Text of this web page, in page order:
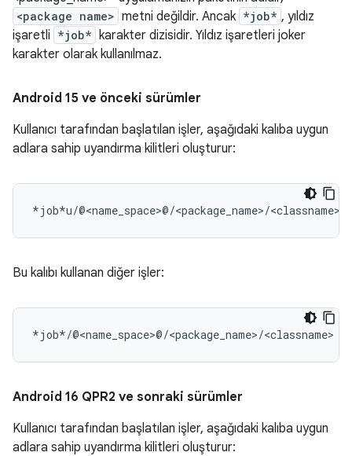
<package name> metni değildir. Ancak *job* , yıldız
işaretli *job* karakter dizisidir. Yıldız işaretleri joker
karakter olarak kullanılmaz.
Android 15 ve önceki sürümler
Kullanıcı tarafından başlatılan işler, aşağıdaki kalıba uygun
adlara sahip uyandırma kilitleri oluşturur:
Bu kalıbı kullanan diğer işler:
Android 16 QPR2 ve sonraki sürümler
Kullanıcı tarafından başlatılan işler, aşağıdaki kalıba uygun
adlara sahip uyandırma kilitleri oluşturur: